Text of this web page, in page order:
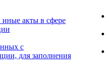
акты в сфере
с
для заполнения